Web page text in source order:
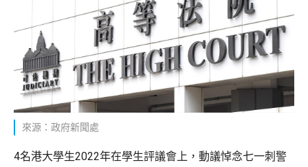
來源：政府新聞處
4名港大學生2022年在學生評議會上，動議悼念七一刺警